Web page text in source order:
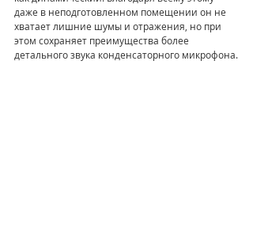
даже в неподготовленном помещении он не
хватает лишние шумы и отражения, но при
этом сохраняет преимущества более
детального звука конденсаторного микрофона.